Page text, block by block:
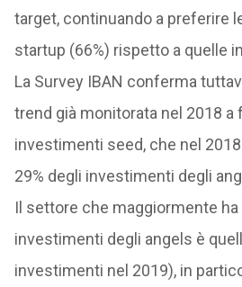
target, continuando a preferire
startup (66%) rispetto a quelle
La Survey IBAN conferma
trend già monitorata nel 2018 a
investimenti seed, che nel
29% degli investimenti degli
Il settore che maggiormente
investimenti degli angels è
investimenti nel 2019), in